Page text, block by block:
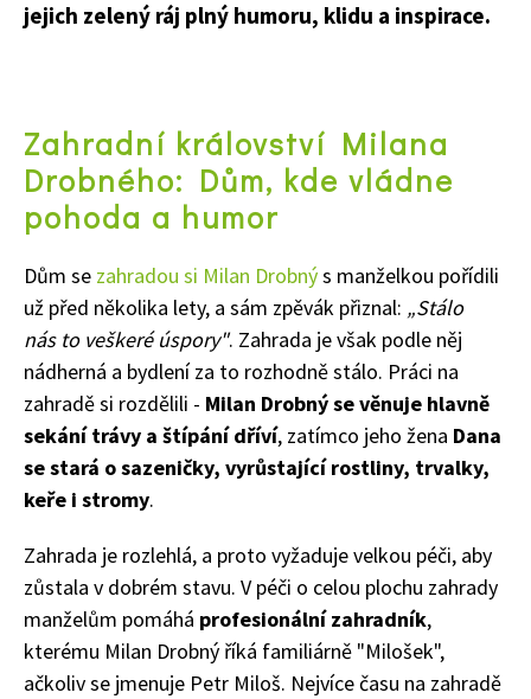
jejich zelený ráj plný humoru, klidu a inspirace.
Zahradní království Milana
Drobného: Dům, kde vládne
pohoda a humor
Dům se zahradou si Milan Drobnýs manželkou pořídili
už před několika lety, a sám zpěvák přiznal: „Stálo
nás to veškeré úspory". Zahrada je však podle něj
nádherná a bydlení za to rozhodně stálo. Práci na
zahradě si rozdělili - Milan Drobný se věnuje hlavně
sekání trávy a štípání dříví, zatímco jeho žena Dana
se stará o sazeničky, vyrůstající rostliny, trvalky,
keře i stromy.
Zahrada je rozlehlá, a proto vyžaduje velkou péči, aby
zůstala v dobrém stavu. V péči o celou plochu zahrady
manželům pomáhá profesionální zahradník,
kterému Milan Drobný říká familiárně "Milošek",
ačkoliv se jmenuje Petr Miloš. Nejvíce času na zahradě